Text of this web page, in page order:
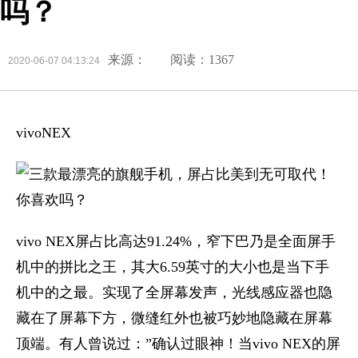
吗？
2020-06-07 04:13:24 来源： 阅读：1367
vivoNEX
vivo NEX屏占比高达91.24%，窄下巴乃是全面屏手
机中的拼比之王，其大6.59英寸的大小也是当下手
机中的之最。实现了全屏幕发声，光线感应器也隐
藏在了屏幕下方，微缝红外也被巧妙地隐藏在屏幕
顶端。有人曾说过：”确认过眼神！当vivo NEX的屏